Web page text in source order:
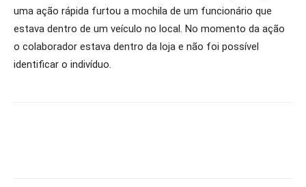
uma ação rápida furtou a mochila de um funcionário que
estava dentro de um veículo no local. No momento da ação
o colaborador estava dentro da loja e não foi possível
identificar o indivíduo.